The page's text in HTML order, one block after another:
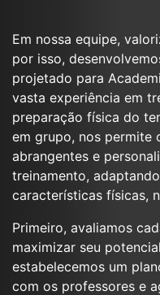
Em nossa equipe,
por isso,
projetado para
vasta experiência em
preparação física do
em grupo, nos permite
abrangentes e
treinamento,
características físicas,
Primeiro, avaliamos
maximizar seu
estabelecemos um
com os professores e